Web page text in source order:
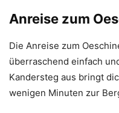
Anreise zum
Die Anreise zum
überraschend einfach
Kandersteg aus bringt
wenigen Minuten zur